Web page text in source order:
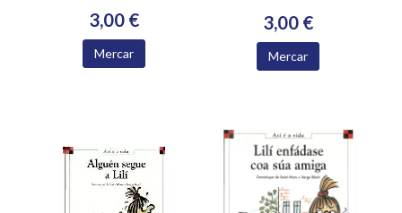
3,00 €
Mercar
3,00 €
Mercar